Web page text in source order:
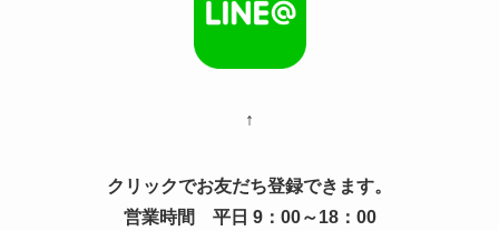
↑
クリックでお友だち登録できます。
営業時間 平日 9：00～18：00